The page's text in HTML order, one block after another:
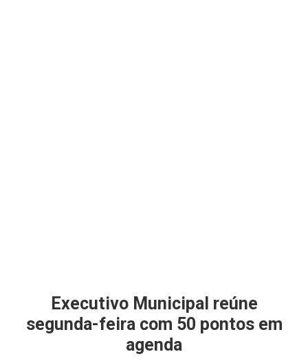
Executivo Municipal reúne
segunda-feira com 50 pontos em
agenda